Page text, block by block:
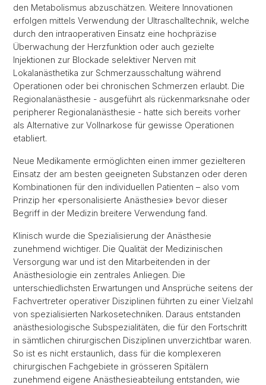
den Metabolismus abzuschätzen. Weitere Innovationen
erfolgen mittels Verwendung der Ultraschalltechnik, welche
durch den intraoperativen Einsatz eine hochpräzise
Überwachung der Herzfunktion oder auch gezielte
Injektionen zur Blockade selektiver Nerven mit
Lokalanästhetika zur Schmerzausschaltung während
Operationen oder bei chronischen Schmerzen erlaubt. Die
Regionalanästhesie - ausgeführt als rückenmarksnahe oder
peripherer Regionalanästhesie - hatte sich bereits vorher
als Alternative zur Vollnarkose für gewisse Operationen
etabliert.
Neue Medikamente ermöglichten einen immer gezielteren
Einsatz der am besten geeigneten Substanzen oder deren
Kombinationen für den individuellen Patienten – also vom
Prinzip her «personalisierte Anästhesie» bevor dieser
Begriff in der Medizin breitere Verwendung fand.
Klinisch wurde die Spezialisierung der Anästhesie
zunehmend wichtiger. Die Qualität der Medizinischen
Versorgung war und ist den Mitarbeitenden in der
Anästhesiologie ein zentrales Anliegen. Die
unterschiedlichsten Erwartungen und Ansprüche seitens der
Fachvertreter operativer Disziplinen führten zu einer Vielzahl
von spezialisierten Narkosetechniken. Daraus entstanden
anästhesiologische Subspezialitäten, die für den Fortschritt
in sämtlichen chirurgischen Disziplinen unverzichtbar waren.
So ist es nicht erstaunlich, dass für die komplexeren
chirurgischen Fachgebiete in grösseren Spitälern
zunehmend eigene Anästhesieabteilung entstanden, wie